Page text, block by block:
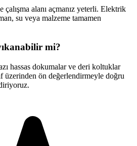
çalışma alanı açmanız yeterli. Elektrik
su veya malzeme tamamen
mi?
hassas dokumalar ve deri koltuklar
üzerinden ön değerlendirmeyle doğru